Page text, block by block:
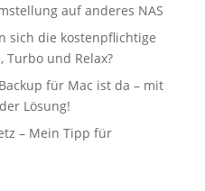
auf anderes NAS
sich die kostenpflichtige
Turbo und Relax?
für Mac ist da – mit
Lösung!
– Mein Tipp für